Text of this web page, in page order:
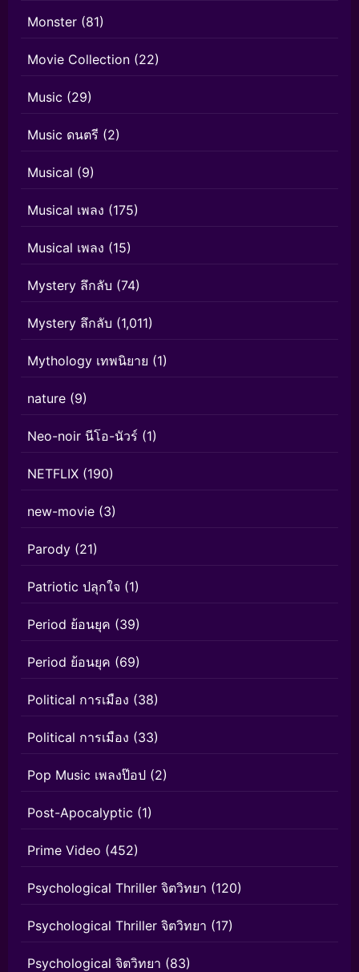
Monster (81)
Movie Collection (22)
Music (29)
Music ดนตรี (2)
Musical (9)
Musical เพลง (175)
Musical เพลง (15)
Mystery ลึกลับ (74)
Mystery ลึกลับ (1,011)
Mythology เทพนิยาย (1)
nature (9)
Neo-noir นีโอ-นัวร์ (1)
NETFLIX (190)
new-movie (3)
Parody (21)
Patriotic ปลุกใจ (1)
Period ย้อนยุค (39)
Period ย้อนยุค (69)
Political การเมือง (38)
Political การเมือง (33)
Pop Music เพลงป๊อป (2)
Post-Apocalyptic (1)
Prime Video (452)
Psychological Thriller จิตวิทยา (120)
Psychological Thriller จิตวิทยา (17)
Psychological จิตวิทยา (83)